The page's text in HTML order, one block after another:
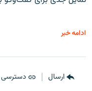
ادامه خبر
ارسال دسترسی